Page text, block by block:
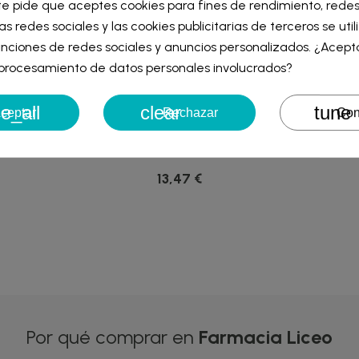
A
13,47 €
Por qué comprar en Farmacia Liceo
de la lista de deseos
Cancelar Crear lista de
sesión
iniciar sesión para guardar productos en su lista de deseos.
Cancelar Iniciar
pide que aceptes cookies para fines de rendimiento,
redes sociales y las cookies publicitarias de terceros se
de redes sociales y anuncios personalizados.
de datos personales involucrados?
clearRechazar tune